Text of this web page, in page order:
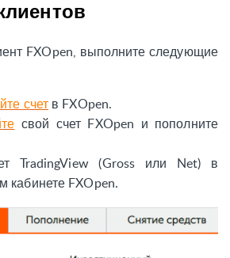
FXOpen, выполните следующие
счет в FXOpen.
свой счет FXOpen и пополните
TradingView (Gross или Net) в
кабинете FXOpen.